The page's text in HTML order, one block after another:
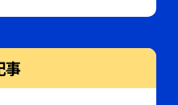
事